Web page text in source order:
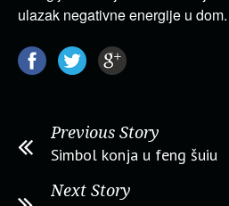
ulazak negativne energije u dom.
Previous Story
Simbol konja u feng šuiu
Next Story